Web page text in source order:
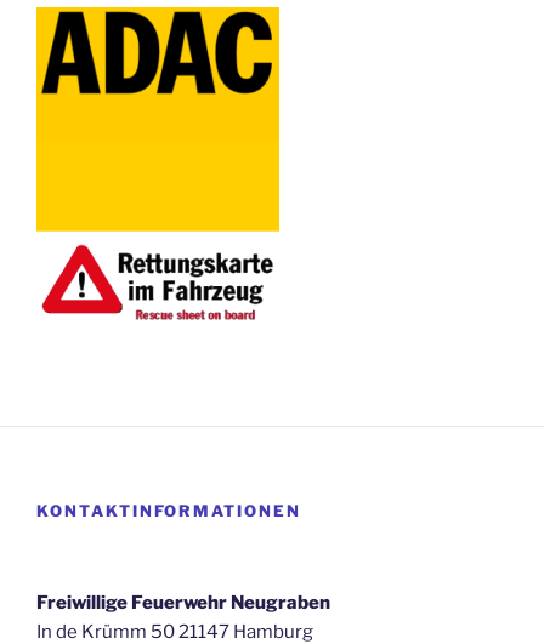
KONTAKTINFORMATIONEN
Freiwillige Feuerwehr Neugraben
In de Krümm 50 21147 Hamburg